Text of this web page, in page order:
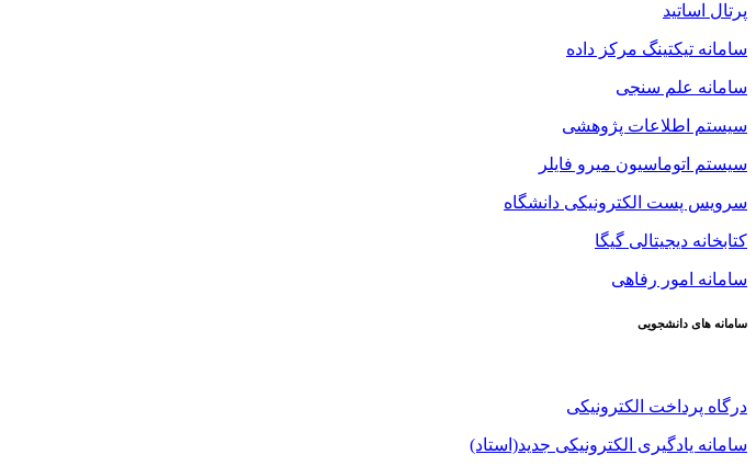
پرتال اساتید
سامانه تیکتینگ مرکز داده
سامانه علم سنجی
سیستم اطلاعات پژوهشی
سیستم اتوماسیون میرو فایلر
سرویس پست الکترونیکی دانشگاه
کتابخانه دیجیتالی گیگا
سامانه امور رفاهی
سامانه های دانشجویی
درگاه پرداخت الکترونیکی
سامانه یادگیری الکترونیکی جدید(استاد)